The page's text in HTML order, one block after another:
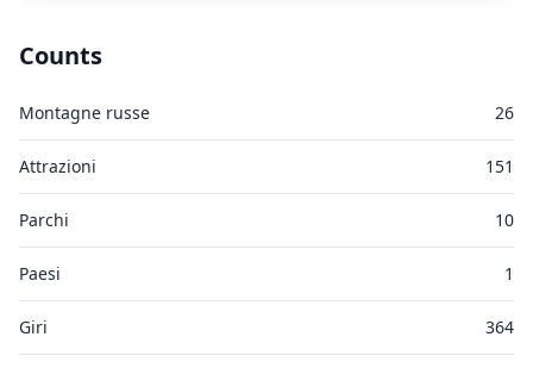
Counts
Montagne russe 26
Attrazioni 151
Parchi 10
Paesi 1
Giri 364